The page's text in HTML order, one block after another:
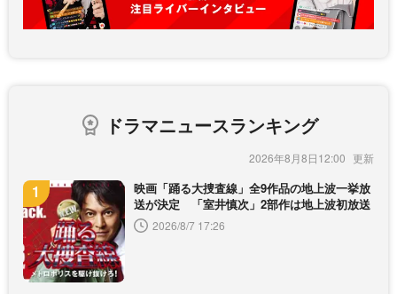
ドラマニュースランキング
2026年8月8日12:00
映画「踊る大捜査線」全9作品の地上波一挙放
送が決定 「室井慎次」2部作は地上波初放送
2026/8/7 17:26